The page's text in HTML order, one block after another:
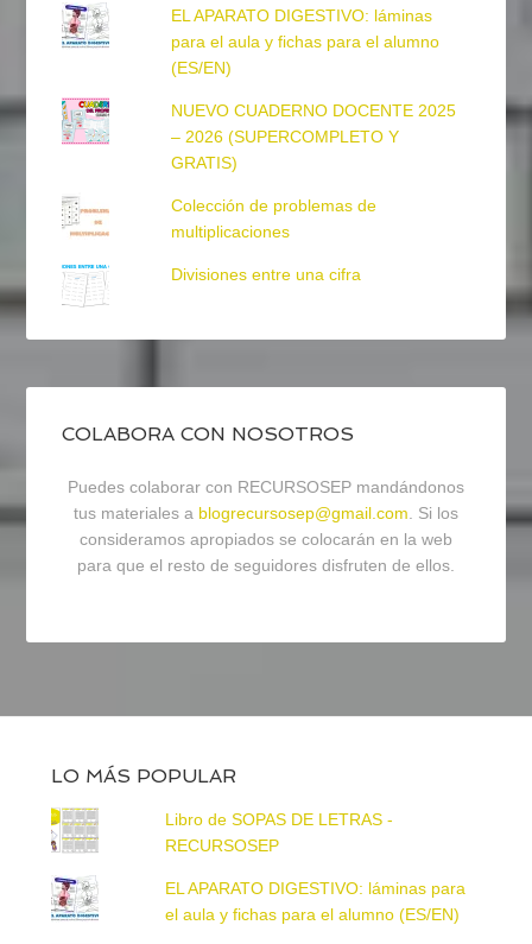
EL APARATO DIGESTIVO: láminas
para el aula y fichas para el alumno
(ES/EN)
NUEVO CUADERNO DOCENTE 2025
– 2026 (SUPERCOMPLETO Y
GRATIS)
Colección de problemas de
multiplicaciones
Divisiones entre una cifra
COLABORA CON NOSOTROS
Puedes colaborar con RECURSOSEP mandándonos
tus materiales a blogrecursosep@gmail.com . Si los
consideramos apropiados se colocarán en la web
para que el resto de seguidores disfruten de ellos.
LO MÁS POPULAR
Libro de SOPAS DE LETRAS -
RECURSOSEP
EL APARATO DIGESTIVO: láminas para
el aula y fichas para el alumno (ES/EN)